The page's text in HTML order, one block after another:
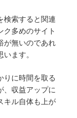
検索すると関連
ク多めのサイト
が無いのであれ
ます。
りに時間を取る
、収益アップに
キル自体も上が